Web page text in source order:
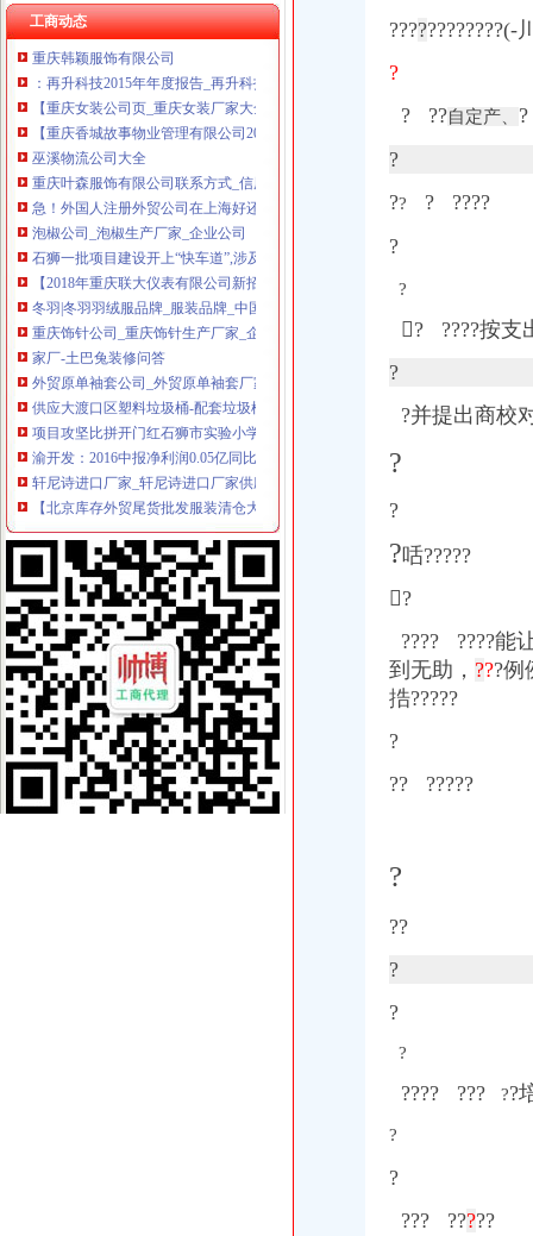
工商动态
重庆韩颖服饰有限公司
：再升科技2015年年度报告_再升科技（）_公告正文
【重庆女装公司页_重庆女装厂家大全】_顺企网
【重庆香城故事物业管理有限公司2018新招聘信息】_聘网
巫溪物流公司大全
重庆叶森服饰有限公司联系方式_信用报告_工商信息-启信宝
急！外国人注册外贸公司在上海好还是广州好？理由是？分别有哪些政
泡椒公司_泡椒生产厂家_企业公司
石狮一批项目建设开上“快车道”,涉及实业、商贸平台、城建、民生
【2018年重庆联大仪表有限公司新招聘信息_电话_地址】-赶集网
冬羽|冬羽羽绒服品牌_服装品牌_中国时尚品牌网
重庆饰针公司_重庆饰针生产厂家_企业公司
家厂-土巴兔装修问答
外贸原单袖套公司_外贸原单袖套厂家_公司页-阿里巴巴
供应大渡口区塑料垃圾桶-配套垃圾桶
项目攻坚比拼开门红石狮市实验小学鸟瞰图亮相-泉州房产资讯-泉州
渝开发：2016中报净利润0.05亿同比增长108.76%
轩尼诗进口厂家_轩尼诗进口厂家供应商_轩尼诗进口生产厂家批发市场
【北京库存外贸尾货批发服装清仓大量春夏服装到货】-渝北回兴易登网
外贸单证员_重庆迈丰动力机械有限公司招聘信息—中华英才网
【北京库存外贸尾货批发服装清仓大量春夏服装到货-渝北回兴易登网
金科SO铺_国际家纺城_楼盘对比分析-重庆乐居
【2018年北京天鹏恒宇工程技术有限公司重庆分公司新招聘信息_电
重庆刘泓岑制衣有限公司_页简介_地址电话-众网
兴化市十二五规划.doc
渝开发：第七届董事会第十九次会议决议--向控股子公司重庆捷兴置业
麦好木仓储直销中心地址,电话,价格,团购,营业时间（图）-重庆
经营管理——重庆频道--人民网
重庆公安交通管理信息网
【重庆玮兰床垫家具有限公司】重庆玮兰床垫家具有限公司招聘|待遇|
【针织服装】_针织服装厂家页_针织服装价格_顺企网
六招儿帮你远离八大网络骗局_网易财经
【服装代理加盟】公司页|厂家名录_顺企网
六招儿帮你远离八大网络骗局多为微信诈骗手段--桂林红豆网
????
?
? ??自定产、 ?
?
?? ? ????
?
?
? ????按支
?
?并提出商校
?
?
?咶?????
?
????
????能
到无助， ???例
捁?????
?
?? ?????
?
??
?
?
?
???? ??? ??
?
?
??? ?????